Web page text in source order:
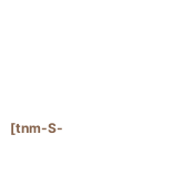
[tnm-S-